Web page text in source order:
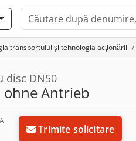
transportului şi tehnologia acţionării
disc DN50
ohne Antrieb
Trimite solicitare